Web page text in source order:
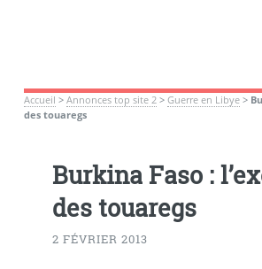
Accueil > Annonces top site 2> Guerre en Libye>
des touaregs
Burkina Faso :
des touaregs
2 FÉVRIER 2013